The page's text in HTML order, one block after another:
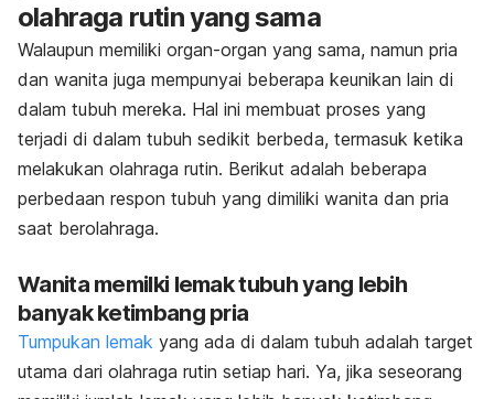
olahraga rutin yang sama
Walaupun memiliki organ-organ yang sama, namun pria
dan wanita juga mempunyai beberapa keunikan lain di
dalam tubuh mereka. Hal ini membuat proses yang
terjadi di dalam tubuh sedikit berbeda, termasuk ketika
melakukan olahraga rutin. Berikut adalah beberapa
perbedaan respon tubuh yang dimiliki wanita dan pria
saat berolahraga.
Wanita memilki lemak tubuh yang lebih
banyak ketimbang pria
Tumpukan lemak yang ada di dalam tubuh adalah target
utama dari olahraga rutin setiap hari. Ya, jika seseorang